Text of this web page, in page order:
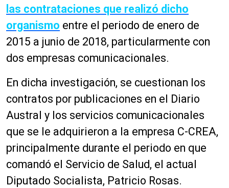
las contrataciones que realizó dicho
organismo entre el periodo de enero de
2015 a junio de 2018, particularmente con
dos empresas comunicacionales.
En dicha investigación, se cuestionan los
contratos por publicaciones en el Diario
Austral y los servicios comunicacionales
que se le adquirieron a la empresa C-CREA,
principalmente durante el periodo en que
comandó el Servicio de Salud, el actual
Diputado Socialista, Patricio Rosas.